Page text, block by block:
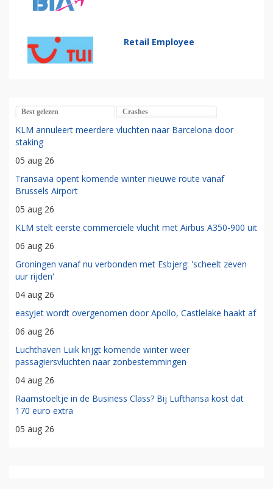
Retail Employee
Best gelezen Crashes
KLM annuleert meerdere vluchten naar Barcelona door
staking
05 aug 26
Transavia opent komende winter nieuwe route vanaf
Brussels Airport
05 aug 26
KLM stelt eerste commerciële vlucht met Airbus A350-900 uit
06 aug 26
Groningen vanaf nu verbonden met Esbjerg: 'scheelt zeven
uur rijden'
04 aug 26
easyJet wordt overgenomen door Apollo, Castlelake haakt af
06 aug 26
Luchthaven Luik krijgt komende winter weer
passagiersvluchten naar zonbestemmingen
04 aug 26
Raamstoeltje in de Business Class? Bij Lufthansa kost dat
170 euro extra
05 aug 26